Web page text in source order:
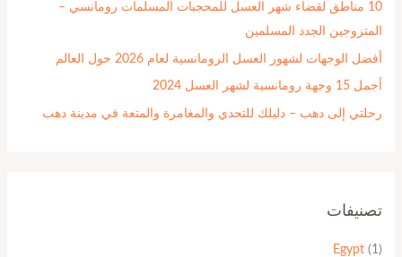
:
10 مناطق لقضاء شهر العسل للمحجبات المسلمات رومانسي –
المتزوجين الجدد المسلمين
أفضل الوجهات لشهور العسل الرومانسية لعام 2026 حول العالم
أجمل 15 وجهة رومانسية لشهر العسل 2024
رحلتي إلى دهب – دليلك للتحدي والمغامرة والمتعة في مدينة دهب
تصنيفات
Egypt(1)